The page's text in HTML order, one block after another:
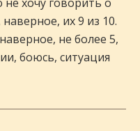
их 9 из 10.
не более 5,
боюсь, ситуация